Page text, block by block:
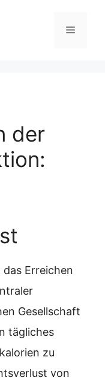
Menu
der
Erreichen
Gesellschaft
tägliches
zu
von